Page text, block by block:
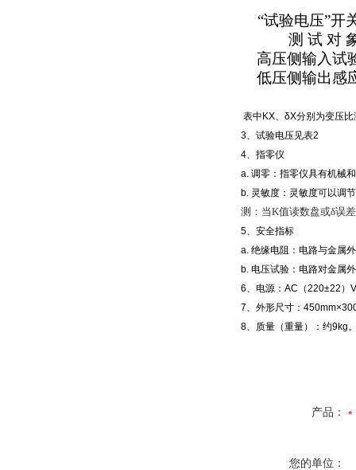
“试验电压”开
测 试 对
高压侧输入试
低压侧输出感
表中KX、δX分别为变压
3、试验电压见表2
4、指零仪
a. 调零：指零仪具有机械
b. 灵敏度：灵敏度可以调
测：当K值读数盘或δ误
5、安全指标
a. 绝缘电阻：电路与金属
b. 电压试验：电路对金属
6、电源：AC（220±22）
7、外形尺寸：
8、质量（重量）：约9kg
产品：
您的单位：